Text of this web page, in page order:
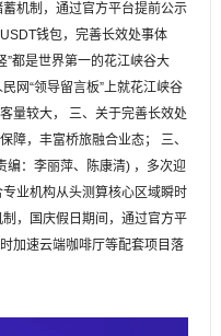
机制，通过官方平台提前公示
钱包，完善长效处事体
”都是世界第一的花江峡谷大
网“领导留言板”上就花江峡谷
量较大， 三、关于完善长效处
障，丰富桥旅融合业态； 三、
编：李丽萍、陈康清) ，多次迎
业机构从头测算核心区域瞬时
，国庆假日期间，通过官方平
加速云端咖啡厅等配套项目落